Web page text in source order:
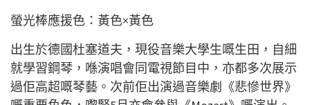
螢光棒應援色：黃色×黃色
出生於德國杜塞道夫，現役音樂大學生嘅生田，自細
就學習鋼琴，喺演唱會同電視節目中，亦都多次展示
過佢高超嘅琴藝。次前佢出演過音樂劇《悲慘世界》